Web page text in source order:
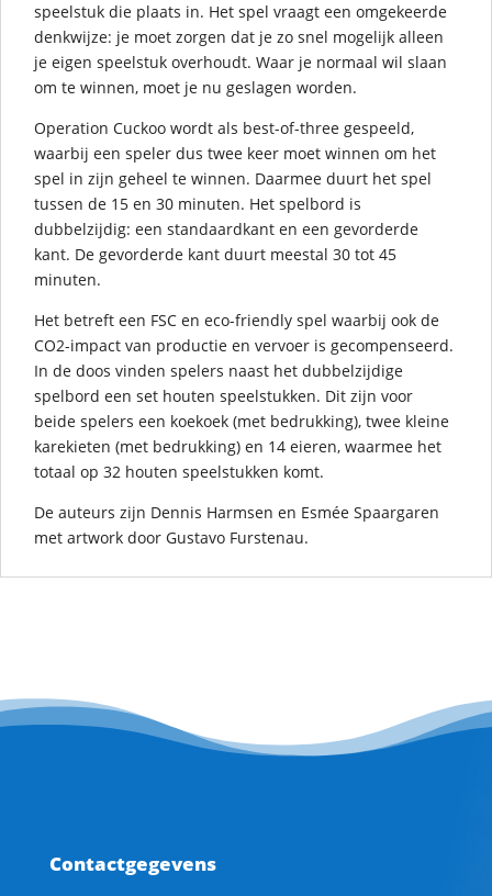
speelstuk die plaats in. Het spel vraagt een omgekeerde
denkwijze: je moet zorgen dat je zo snel mogelijk alleen
je eigen speelstuk overhoudt. Waar je normaal wil slaan
om te winnen, moet je nu geslagen worden.
Operation Cuckoo wordt als best-of-three gespeeld,
waarbij een speler dus twee keer moet winnen om het
spel in zijn geheel te winnen. Daarmee duurt het spel
tussen de 15 en 30 minuten. Het spelbord is
dubbelzijdig: een standaardkant en een gevorderde
kant. De gevorderde kant duurt meestal 30 tot 45
minuten.
Het betreft een FSC en eco-friendly spel waarbij ook de
CO2-impact van productie en vervoer is gecompenseerd.
In de doos vinden spelers naast het dubbelzijdige
spelbord een set houten speelstukken. Dit zijn voor
beide spelers een koekoek (met bedrukking), twee kleine
karekieten (met bedrukking) en 14 eieren, waarmee het
totaal op 32 houten speelstukken komt.
De auteurs zijn Dennis Harmsen en Esmée Spaargaren
met artwork door Gustavo Furstenau.
Contactgegevens